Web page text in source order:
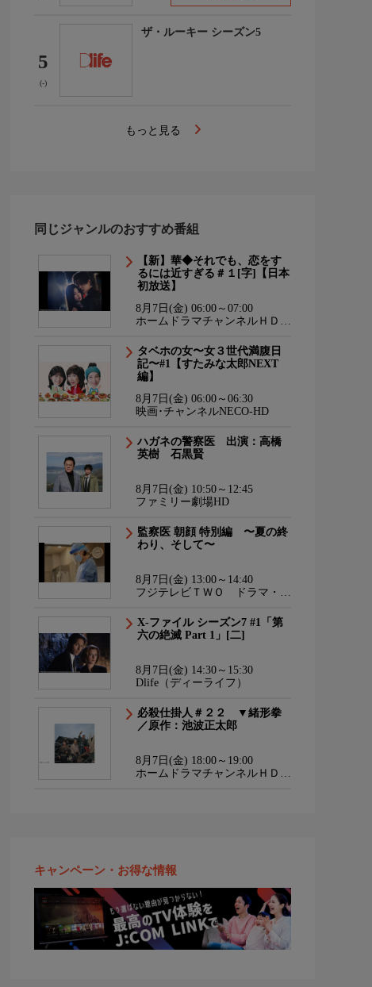
5
(-)
ザ・ルーキー シーズン5
もっと見る
同じジャンルのおすすめ番組
【新】華◆それでも、恋をす
るには近すぎる＃１[字]【日本
初放送】
8月7日(金) 06:00～07:00
ホームドラマチャンネルＨＤ
タベホの女〜女３世代満腹日
記〜#1【すたみな太郎NEXT
編】
8月7日(金) 06:00～06:30
映画･チャンネルNECO-HD
ハガネの警察医 出演：高橋
英樹 石黒賢
8月7日(金) 10:50～12:45
ファミリー劇場HD
監察医 朝顔 特別編 〜夏の終
わり、そして〜
8月7日(金) 13:00～14:40
フジテレビＴＷＯ ドラマ・ア
X-ファイル シーズン7 #1「第
六の絶滅 Part 1」[二]
8月7日(金) 14:30～15:30
Dlife（ディーライフ）
必殺仕掛人＃２２ ▼緒形拳
／原作：池波正太郎
8月7日(金) 18:00～19:00
ホームドラマチャンネルＨＤ
キャンペーン・お得な情報